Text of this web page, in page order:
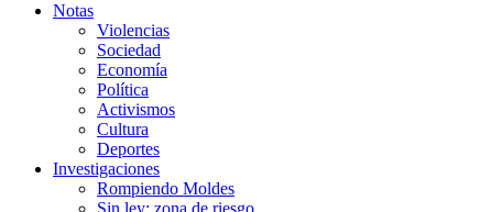
Notas
Violencias
Sociedad
Economía
Política
Activismos
Cultura
Deportes
Investigaciones
Rompiendo Moldes
Sin ley: zona de riesgo